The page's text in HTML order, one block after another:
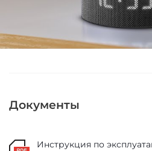
Документы
Инструкция по